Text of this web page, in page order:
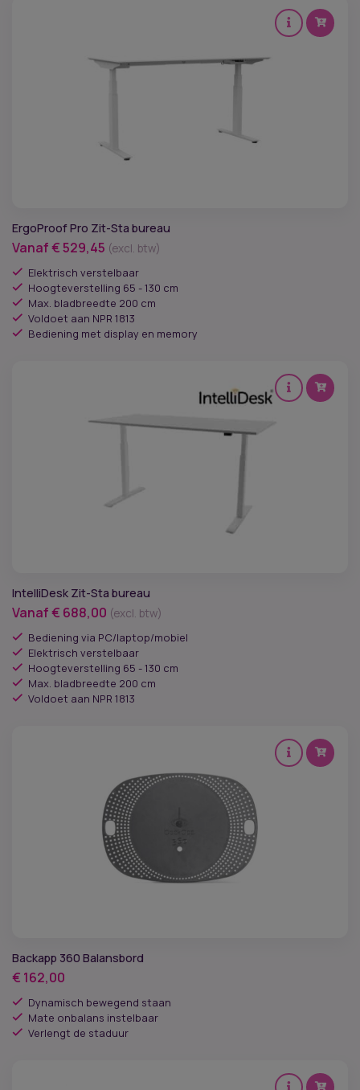
ErgoProof Pro Zit-Sta bureau
Vanaf€529,45 (excl. btw)
Elektrisch verstelbaar
Hoogteverstelling 65 - 130 cm
Max. bladbreedte 200 cm
Voldoet aan NPR 1813
Bediening met display en memory
IntelliDesk Zit-Sta bureau
Vanaf€ 688,00 (excl. btw)
Bediening via PC/laptop/mobiel
Elektrisch verstelbaar
Hoogteverstelling 65 - 130 cm
Max. bladbreedte 200 cm
Voldoet aan NPR 1813
Backapp 360 Balansbord
€ 162,00
Dynamisch bewegend staan
Mate onbalans instelbaar
Verlengt de staduur